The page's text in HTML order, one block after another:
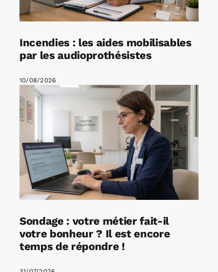
Incendies : les aides mobilisables
par les audioprothésistes
10/08/2026
Sondage : votre métier fait-il
votre bonheur ? Il est encore
temps de répondre !